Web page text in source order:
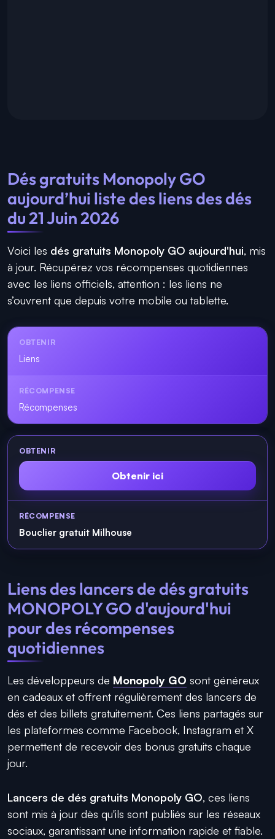
Dés gratuits Monopoly GO
aujourd’hui liste des liens des dés
du 21 Juin 2026
Voici les dés gratuits Monopoly GO aujourd'hui, mis
à jour. Récupérez vos récompenses quotidiennes
avec les liens officiels, attention : les liens ne
s’ouvrent que depuis votre mobile ou tablette.
Liens
Récompenses
Obtenir ici
Bouclier gratuit Milhouse
Liens des lancers de dés gratuits
MONOPOLY GO d'aujourd'hui
pour des récompenses
quotidiennes
Les développeurs de Monopoly GO sont généreux
en cadeaux et offrent régulièrement des lancers de
dés et des billets gratuitement. Ces liens partagés sur
les plateformes comme Facebook, Instagram et X
permettent de recevoir des bonus gratuits chaque
jour.
Lancers de dés gratuits Monopoly GO, ces liens
sont mis à jour dès qu'ils sont publiés sur les réseaux
sociaux, garantissant une information rapide et fiable.